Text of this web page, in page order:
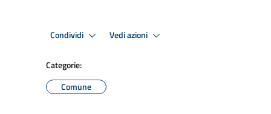
Condividi Vedi azioni
Categorie:
Comune